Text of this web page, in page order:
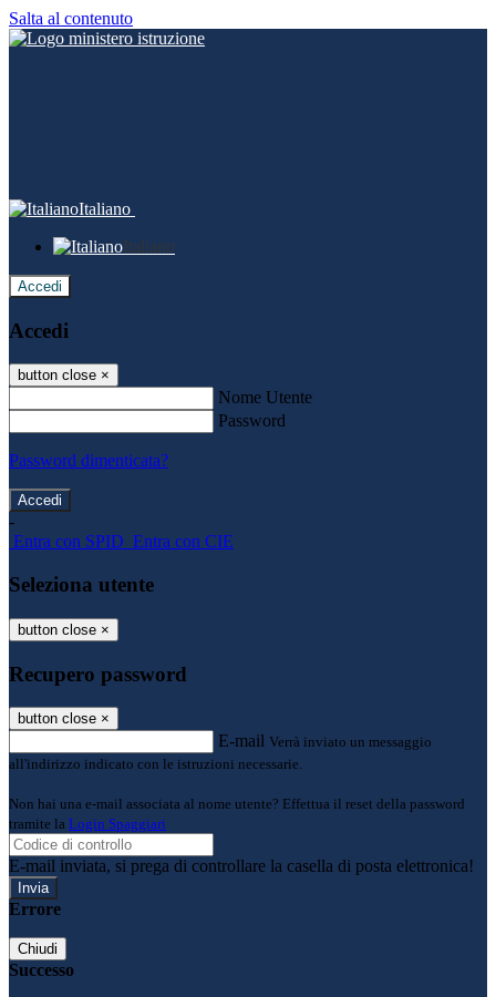
Salta al contenuto
Italiano
Italiano
Accedi
Accedi
button close ×
Nome Utente
Password
Password dimenticata?
-
Entra con SPID Entra con CIE
Seleziona utente
button close ×
Recupero password
button close ×
E-mail Verrà inviato un messaggio
all'indirizzo indicato con le istruzioni necessarie.
Non hai una e-mail associata al nome utente? Effettua il reset della password
tramite la Login Spaggiari
E-mail inviata, si prega di controllare la casella di posta elettronica!
Errore
Chiudi
Successo